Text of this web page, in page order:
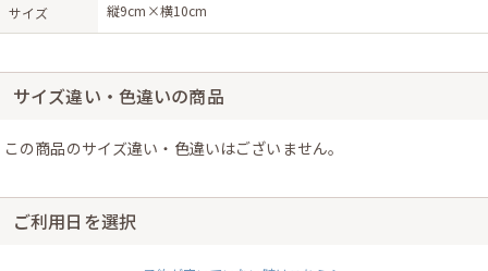
サイズ 縦9cm×横10cm
サイズ違い・色違いの商品
この商品のサイズ違い・色違いはございません。
ご利用日を選択